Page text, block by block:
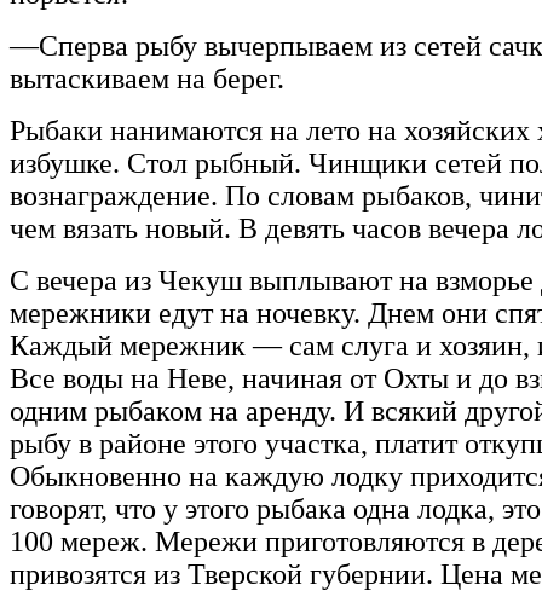
—Сперва рыбу вычерпываем из сетей
вытаскиваем на берег.
Рыбаки нанимаются на лето на хозяйских
избушке. Стол рыбный. Чинщики сетей
вознаграждение. По словам рыбаков,
чем вязать новый. В девять часов вечера
С вечера из Чекуш выплывают на взморье
мережники едут на ночевку. Днем они
Каждый мережник — сам слуга и хозяин,
Все воды на Неве, начиная от Охты и до
одним рыбаком на аренду. И всякий
рыбу в районе этого участка, платит
Обыкновенно на каждую лодку
говорят, что у этого рыбака одна лодка,
100 мереж. Мережи приготовляются в
привозятся из Тверской губернии. Цена